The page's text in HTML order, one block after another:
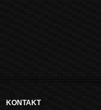
KONTAKT